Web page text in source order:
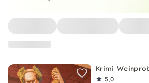
Krimi-
5,0